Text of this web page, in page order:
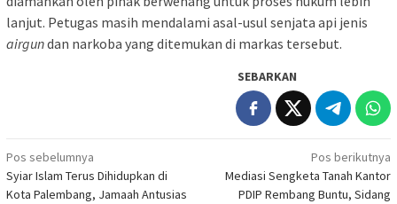
lanjut. Petugas masih mendalami asal-usul senjata api jenis
airgundan narkoba yang ditemukan di markas tersebut.
SEBARKAN
Navigasi
pos
Pos sebelumnya
Syiar Islam Terus Dihidupkan di
Kota Palembang, Jamaah Antusias
Pos berikutnya
Mediasi Sengketa Tanah Kantor
PDIP Rembang Buntu, Sidang